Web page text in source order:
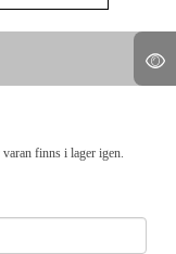
finns i lager igen.